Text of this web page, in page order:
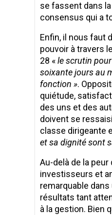
se fassent dans
consensus qui a
Enfin, il nous faut
pouvoir à travers
28 «le scrutin
soixante jours au
fonction ».
quiétude,
des uns et des
doivent se
classe dirigeante
et sa dignité sont
Au-delà de la
investisseurs et
remarquable
résultats tant
à la gestion. Bien